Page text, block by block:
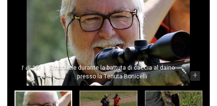
1 di 15
Emanuele durante la battuta di caccia al daino
presso la Tenuta Bonicelli
- +